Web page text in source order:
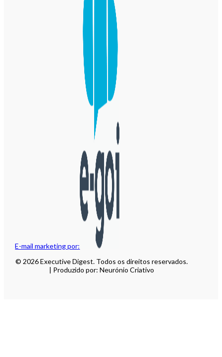
E-mail marketing por:
© 2026 Executive Digest. Todos os direitos reservados.
| Produzido por: Neurónio Criativo